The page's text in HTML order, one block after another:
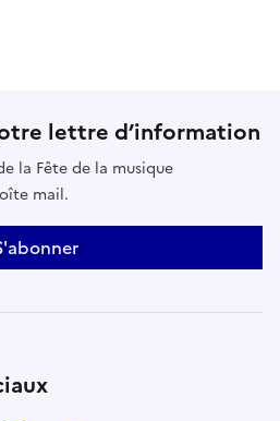
lettre d’information
la Fête de la musique
mail.